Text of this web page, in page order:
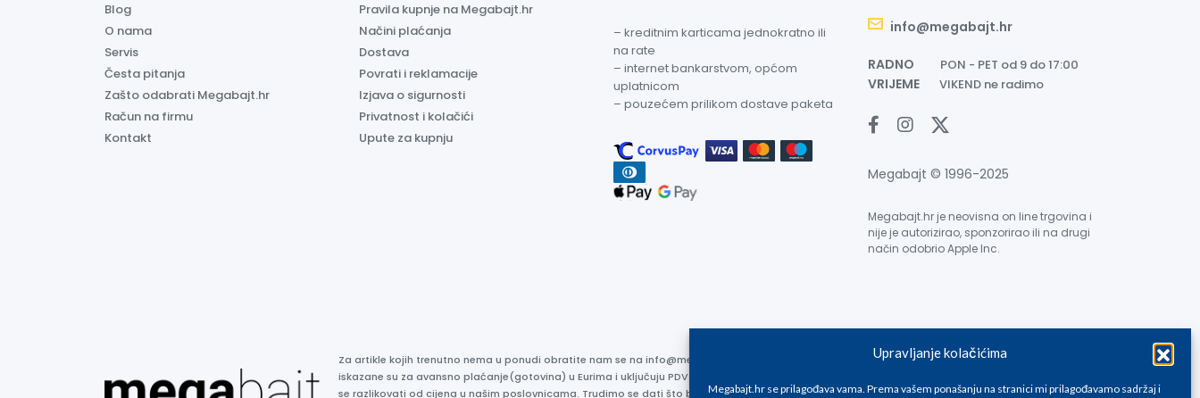
Upravljanje kolačićima
Megabajt.hr se prilagođava vama. Prema vašem ponašanju na stranici mi prilagođavamo sadržaj i
Blog
O nama
Servis
Česta pitanja
Zašto odabrati Megabajt.hr
Račun na firmu
Kontakt
Pravila kupnje na Megabajt.hr
Načini plaćanja
Dostava
Povrati i reklamacije
Izjava o sigurnosti
Privatnost i kolačići
Upute za kupnju
– kreditnim karticama jednokratno ili
na rate
– internet bankarstvom, općom
uplatnicom
– pouzećem prilikom dostave paketa
info@megabajt.hr
RADNO PON - PET od 9 do 17:00
VRIJEME VIKEND ne radimo
Megabajt © 1996-2025
Megabajt.hr je neovisna on line trgovina i
nije je autorizirao, sponzorirao ili na drugi
način odobrio Apple Inc.
Za artikle kojih trenutno nema u ponudi obratite nam se na info@megabajt.hr. Sve cijene su informativnog karaktera i podložne su promjenama, a
iskazane su za avansno plaćanje(gotovina) u Eurima i uključuju PDV. Sve cijene su iskazane isključivo za kupovinu putem webshop-a i mogu
se razlikovati od cijena u našim poslovnicama. Trudimo se dati što bolji i točniji opis i sliku. Unatoč tome, ne možemo garantirati da su svi